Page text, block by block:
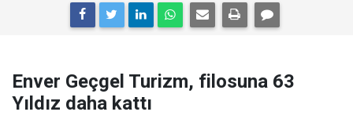
Enver Geçgel Turizm, filosuna 63
Yıldız daha kattı